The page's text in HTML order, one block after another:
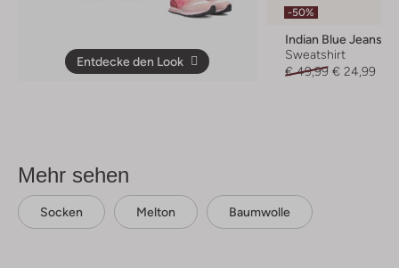
Entdecke den Look
-50%
Indian Blue Jeans
Sweatshirt
€ 49,99 € 24,99
Mehr sehen
Socken Melton Baumwolle